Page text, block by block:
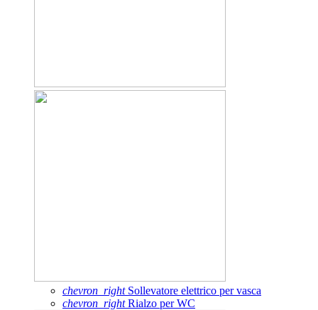
chevron_rightSollevatore elettrico per vasca
chevron_rightRialzo per WC